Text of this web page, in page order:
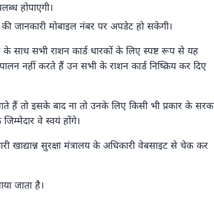
होपाएगी।
जानकारी मोबाइल नंबर पर अपडेट हो सकेगी।
के साथ सभी राशन कार्ड धारकों के लिए स्पष्ट रूप से यह
नहीं करते हैं उन सभी के राशन कार्ड निष्क्रिय कर दिए
हैं तो इसके बाद ना तो उनके लिए किसी भी प्रकार के
वे स्वयं होंगे।
खाद्यान्न सुरक्षा मंत्रालय के अधिकारी वेबसाइट से चेक कर
जाता है।